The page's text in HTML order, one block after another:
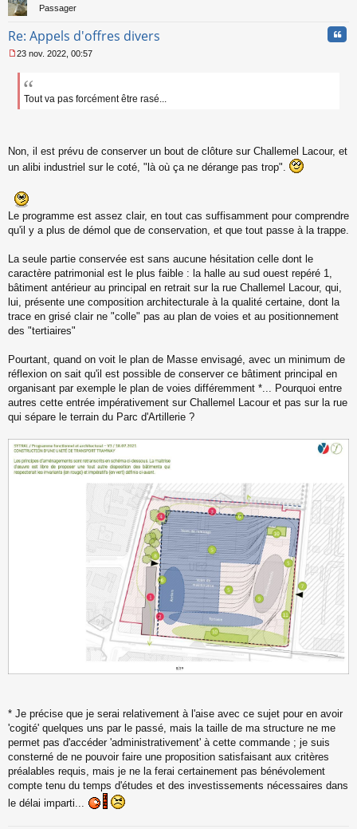
Passager
Re: Appels d'offres divers
e
a
o
n
u
23 nov. 2022, 00:57
Tout va pas forcément être rasé...
Non, il est prévu de conserver un bout de clôture sur Challemel Lacour, et
un alibi industriel sur le coté, "là où ça ne dérange pas trop".
Le programme est assez clair, en tout cas suffisamment pour comprendre
qu'il y a plus de démol que de conservation, et que tout passe à la trappe.
La seule partie conservée est sans aucune hésitation celle dont le
caractère patrimonial est le plus faible : la halle au sud ouest repéré 1,
bâtiment antérieur au principal en retrait sur la rue Challemel Lacour, qui,
lui, présente une composition architecturale à la qualité certaine, dont la
trace en grisé clair ne "colle" pas au plan de voies et au positionnement
des "tertiaires"
Pourtant, quand on voit le plan de Masse envisagé, avec un minimum de
réflexion on sait qu'il est possible de conserver ce bâtiment principal en
organisant par exemple le plan de voies différemment *... Pourquoi entre
autres cette entrée impérativement sur Challemel Lacour et pas sur la rue
qui sépare le terrain du Parc d'Artillerie ?
* Je précise que je serai relativement à l'aise avec ce sujet pour en avoir
'cogité' quelques uns par le passé, mais la taille de ma structure ne me
permet pas d'accéder 'administrativement' à cette commande ; je suis
consterné de ne pouvoir faire une proposition satisfaisant aux critères
préalables requis, mais je ne la ferai certainement pas bénévolement
compte tenu du temps d'études et des investissements nécessaires dans
le délai imparti...